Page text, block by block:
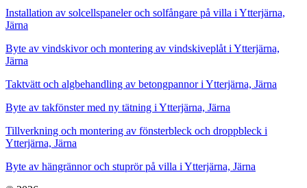
Installation av solcellspaneler och solfångare på villa i Ytterjärna,
Järna
Byte av vindskivor och montering av vindskiveplåt i Ytterjärna,
Järna
Taktvätt och algbehandling av betongpannor i Ytterjärna, Järna
Byte av takfönster med ny tätning i Ytterjärna, Järna
Tillverkning och montering av fönsterbleck och droppbleck i
Ytterjärna, Järna
Byte av hängrännor och stuprör på villa i Ytterjärna, Järna